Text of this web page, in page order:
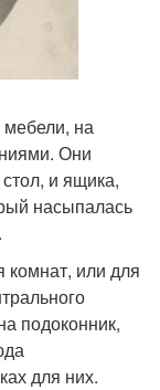
на
Они
и ящика,
насыпалась
комнат, или для
подоконник,
для них.